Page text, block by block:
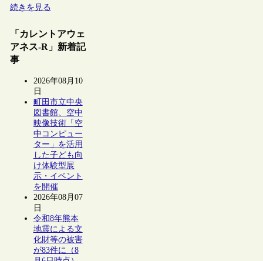
続きを見る
「カレントアウェ
アネス-R」新着記
事
2026年08月10
日
町田市立中央
図書館、空中
映像技術「空
中コンピュー
ター」を活用
した子ども向
け体験型展
示・イベント
を開催
2026年08月07
日
令和8年熊本
地震による文
化財等の被害
が83件に（8